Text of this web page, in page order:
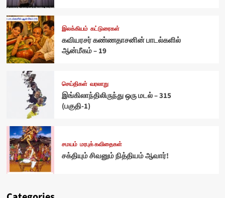
இலக்கியம் கட்டுரைகள்
கவியரசர் கண்ணதாசனின் பாடல்களில்
ஆன்மீகம் – 19
செய்திகள் வரலாறு
இங்கிலாந்திலிருந்து ஒரு மடல் – 315
(பகுதி-1)
சமயம் மரபுக் கவிதைகள்
சக்தியும் சிவனும் நித்தியம் ஆவார்!